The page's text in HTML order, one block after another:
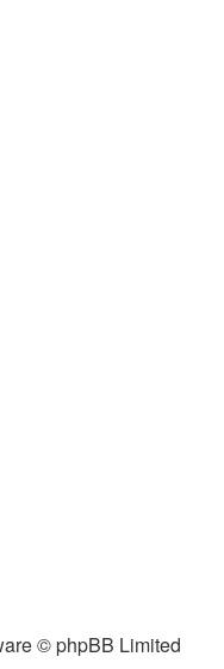
© phpBB Limited